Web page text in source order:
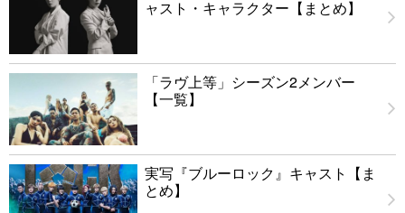
ャスト・キャラクター【まとめ】
「ラヴ上等」シーズン2メンバー
【一覧】
実写『ブルーロック』キャスト【ま
とめ】